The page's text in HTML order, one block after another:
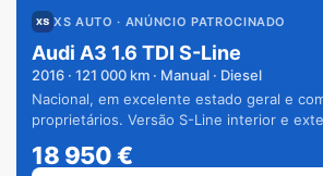
XS AUTO · ANÚNCIO PATROCINADO
Audi A3 1.6 TDI S-Line
2016 · 121 000 km · Manual · Diesel
Nacional, em excelente estado geral e
proprietários. Versão S-Line interior e
18 950€